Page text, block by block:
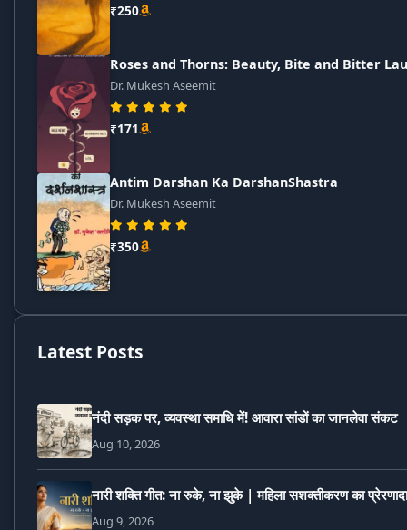
₹250
Roses and Thorns: Beauty, Bite and Bitter
Dr. Mukesh Aseemit
₹171
Antim Darshan Ka DarshanShastra
Dr. Mukesh Aseemit
₹350
Latest Posts
नंदी सड़क पर, व्यवस्था समाधि में! आवारा सांडों का जानलेवा संकट
Aug 10, 2026
नारी शक्ति गीत: ना रुके, ना झुके | महिला सशक्तीकरण का
Aug 9, 2026